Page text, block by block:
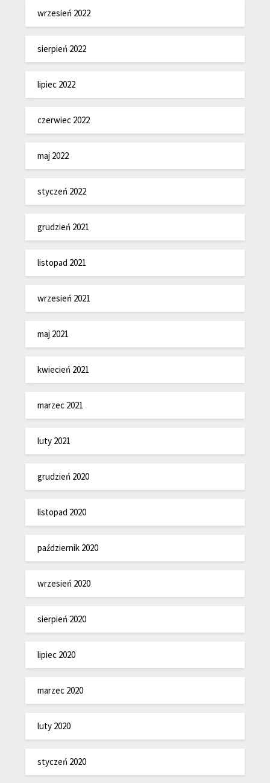
wrzesień 2022
sierpień 2022
lipiec 2022
czerwiec 2022
maj 2022
styczeń 2022
grudzień 2021
listopad 2021
wrzesień 2021
maj 2021
kwiecień 2021
marzec 2021
luty 2021
grudzień 2020
listopad 2020
październik 2020
wrzesień 2020
sierpień 2020
lipiec 2020
marzec 2020
luty 2020
styczeń 2020